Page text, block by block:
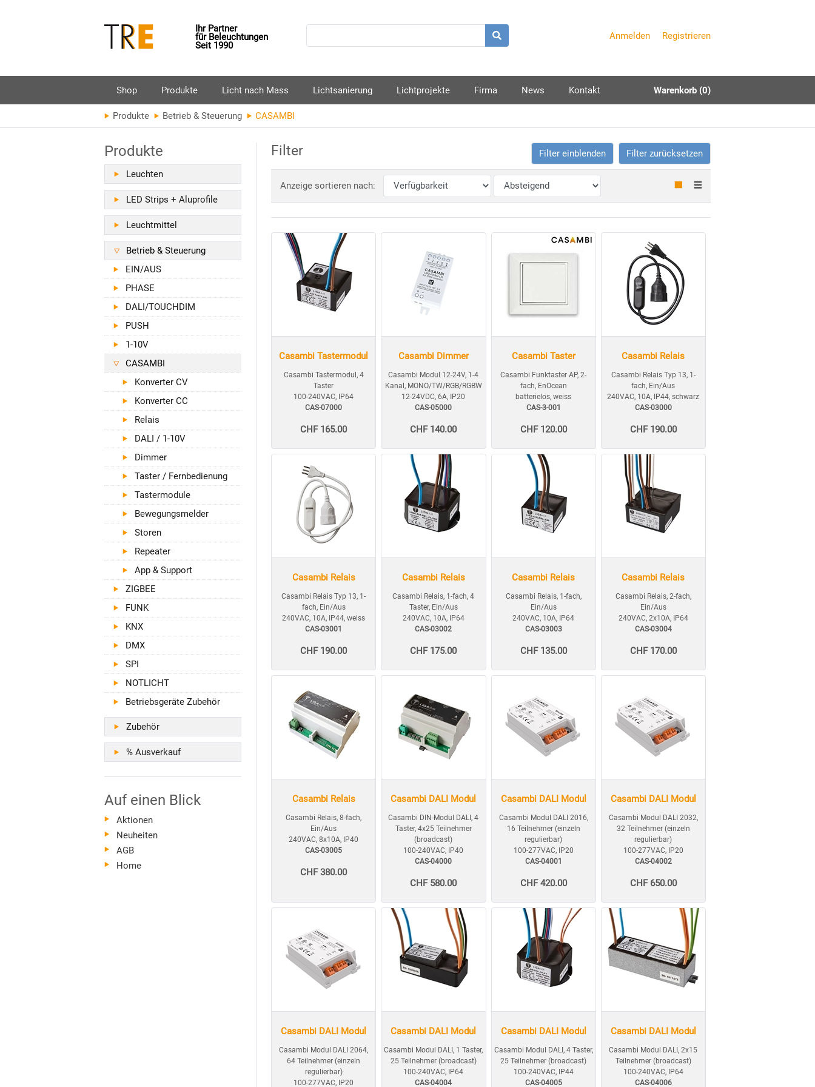
Ihr Partner
für Beleuchtungen
Seit 1990
Anmelden Registrieren
Warenkorb (0)
Shop
+
Produkte Licht nach Mass Lichtsanierung Lichtprojekte Firma News Kontakt
Produkte Betrieb & Steuerung CASAMBI
Produkte
Leuchten
LED Strips + Aluprofile
Leuchtmittel
Betrieb & Steuerung
EIN/AUS
PHASE
DALI/TOUCHDIM
PUSH
1-10V
CASAMBI
Konverter CV
Konverter CC
Relais
DALI / 1-10V
Dimmer
Taster / Fernbedienung
Tastermodule
Bewegungsmelder
Storen
Repeater
App & Support
ZIGBEE
FUNK
KNX
DMX
SPI
NOTLICHT
Betriebsgeräte Zubehör
Zubehör
% Ausverkauf
Auf einen Blick
Aktionen
Neuheiten
AGB
Home
Filter Filter zurücksetzen
Filter einblenden
Anzeige sortieren nach:
Casambi Tastermodul
Casambi Tastermodul, 4
Taster
100-240VAC, IP64
CAS-07000
CHF 165.00
Casambi Dimmer
Casambi Modul 12-24V, 1-4
Kanal, MONO/TW/RGB/RGBW
12-24VDC, 6A, IP20
CAS-05000
CHF 140.00
Casambi Taster
Casambi Funktaster AP, 2-
fach, EnOcean
batterielos, weiss
CAS-3-001
CHF 120.00
Casambi Relais
Casambi Relais Typ 13, 1-
fach, Ein/Aus
240VAC, 10A, IP44, schwarz
CAS-03000
CHF 190.00
Casambi Relais
Casambi Relais Typ 13, 1-
fach, Ein/Aus
240VAC, 10A, IP44, weiss
CAS-03001
CHF 190.00
Casambi Relais
Casambi Relais, 1-fach, 4
Taster, Ein/Aus
240VAC, 10A, IP64
CAS-03002
CHF 175.00
Casambi Relais
Casambi Relais, 1-fach,
Ein/Aus
240VAC, 10A, IP64
CAS-03003
CHF 135.00
Casambi Relais
Casambi Relais, 2-fach,
Ein/Aus
240VAC, 2x10A, IP64
CAS-03004
CHF 170.00
Casambi Relais
Casambi Relais, 8-fach,
Ein/Aus
240VAC, 8x10A, IP40
CAS-03005
CHF 380.00
Casambi DALI Modul
Casambi DIN-Modul DALI, 4
Taster, 4x25 Teilnehmer
(broadcast)
100-240VAC, IP40
CAS-04000
CHF 580.00
Casambi DALI Modul
Casambi Modul DALI 2016,
16 Teilnehmer (einzeln
regulierbar)
100-277VAC, IP20
CAS-04001
CHF 420.00
Casambi DALI Modul
Casambi Modul DALI 2032,
32 Teilnehmer (einzeln
regulierbar)
100-277VAC, IP20
CAS-04002
CHF 650.00
Casambi DALI Modul
Casambi Modul DALI 2064,
64 Teilnehmer (einzeln
regulierbar)
100-277VAC, IP20
Casambi DALI Modul
Casambi Modul DALI, 1 Taster,
25 Teilnehmer (broadcast)
100-240VAC, IP64
CAS-04004
Casambi DALI Modul
Casambi Modul DALI, 4 Taster,
25 Teilnehmer (broadcast)
100-240VAC, IP44
CAS-04005
Casambi DALI Modul
Casambi Modul DALI, 2x15
Teilnehmer (broadcast)
100-240VAC, IP64
CAS-04006